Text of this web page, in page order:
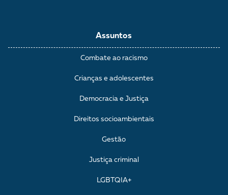
Assuntos
Combate ao racismo
Crianças e adolescentes
Democracia e Justiça
Direitos socioambientais
Gestão
Justiça criminal
LGBTQIA+